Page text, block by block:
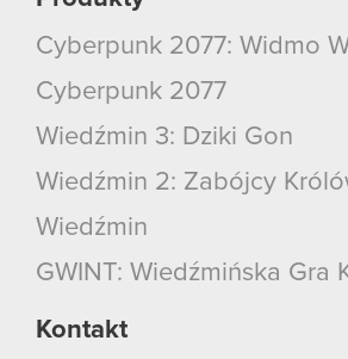
Cyberpunk 2077: Widmo
Cyberpunk 2077
Wiedźmin 3: Dziki Gon
Wiedźmin 2: Zabójcy
Wiedźmin
GWINT: Wiedźmińska Gra
Kontakt